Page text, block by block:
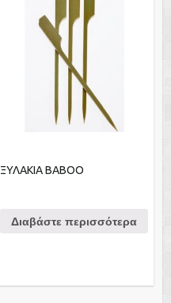
ΞΥΛΑΚΙΑ BABOO
Διαβάστε περισσότερα